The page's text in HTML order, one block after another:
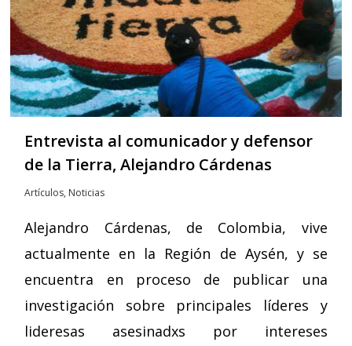
Entrevista al comunicador y defensor
de la Tierra, Alejandro Cárdenas
Artículos, Noticias
Alejandro Cárdenas, de Colombia, vive
actualmente en la Región de Aysén, y se
encuentra en proceso de publicar una
investigación sobre principales líderes y
lideresas asesinadxs por intereses